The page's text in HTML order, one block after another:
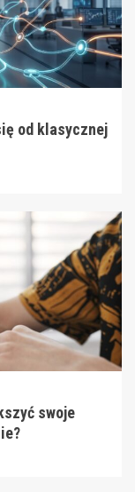
od klasycznej
swoje